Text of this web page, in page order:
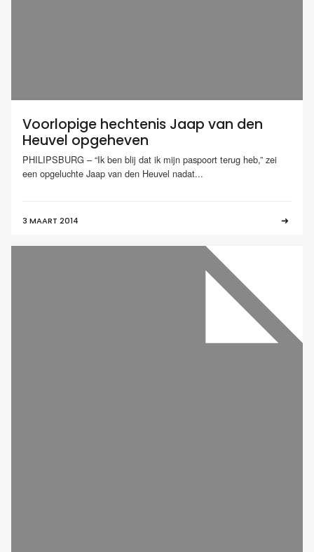
Voorlopige hechtenis Jaap van den
Heuvel opgeheven
PHILIPSBURG – “Ik ben blij dat ik mijn paspoort terug heb,” zei
een opgeluchte Jaap van den Heuvel nadat...
3 MAART 2014